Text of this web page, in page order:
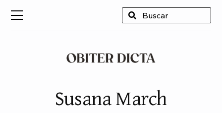
Susana March